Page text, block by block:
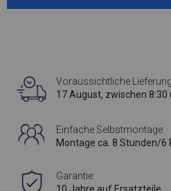
Voraussichtliche
17 August, zwischen 8:30
Einfache Selbstmontage:
Montage ca. 8 Stunden/6
Garantie: